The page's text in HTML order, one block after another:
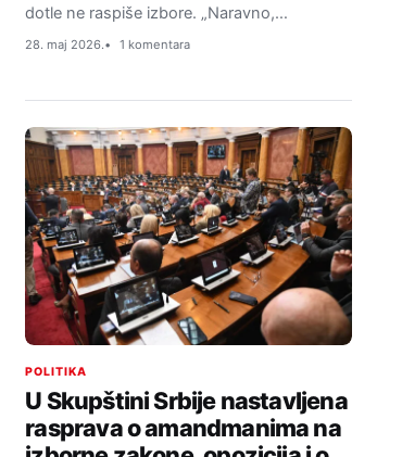
dotle ne raspiše izbore. „Naravno,…
28. maj 2026. 1 komentara
POLITIKA
U Skupštini Srbije nastavljena
rasprava o amandmanima na